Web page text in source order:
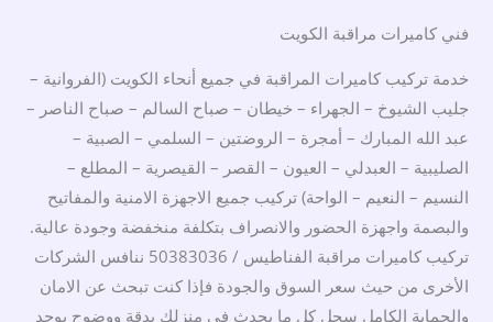
فني كاميرات مراقبة الكويت
خدمة تركيب كاميرات المراقبة في جميع أنحاء الكويت (الفروانية –
جليب الشيوخ – الجهراء – خيطان – صباح السالم – صباح الناصر –
عبد الله المبارك – أمجرة – الروضتين – السلمي – الصبية –
الصليبية – العبدلي – العيون – القصر – القيصرية – المطلع –
النسيم – النعيم – الواحة) تركيب جميع الاجهزة الامنية والمفاتيح
والبصمة واجهزة الحضور والانصراف بتكلفة منخفضة وجودة عالية.
تركيب كاميرات مراقبة الفناطيس / 50383036 ننافس الشركات
الأخرى من حيث سعر السوق والجودة فإذا كنت تبحث عن الامان
والحماية الكامل سجل كل ما يحدث في منزلك بدقة ووضوح يوجد